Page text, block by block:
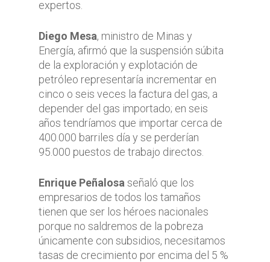
expertos.
Diego Mesa, ministro de Minas y
Energía, afirmó que la suspensión súbita
de la exploración y explotación de
petróleo representaría incrementar en
cinco o seis veces la factura del gas, a
depender del gas importado; en seis
años tendríamos que importar cerca de
400.000 barriles día y se perderían
95.000 puestos de trabajo directos.
Enrique Peñalosa señaló que los
empresarios de todos los tamaños
tienen que ser los héroes nacionales
porque no saldremos de la pobreza
únicamente con subsidios, necesitamos
tasas de crecimiento por encima del 5 %